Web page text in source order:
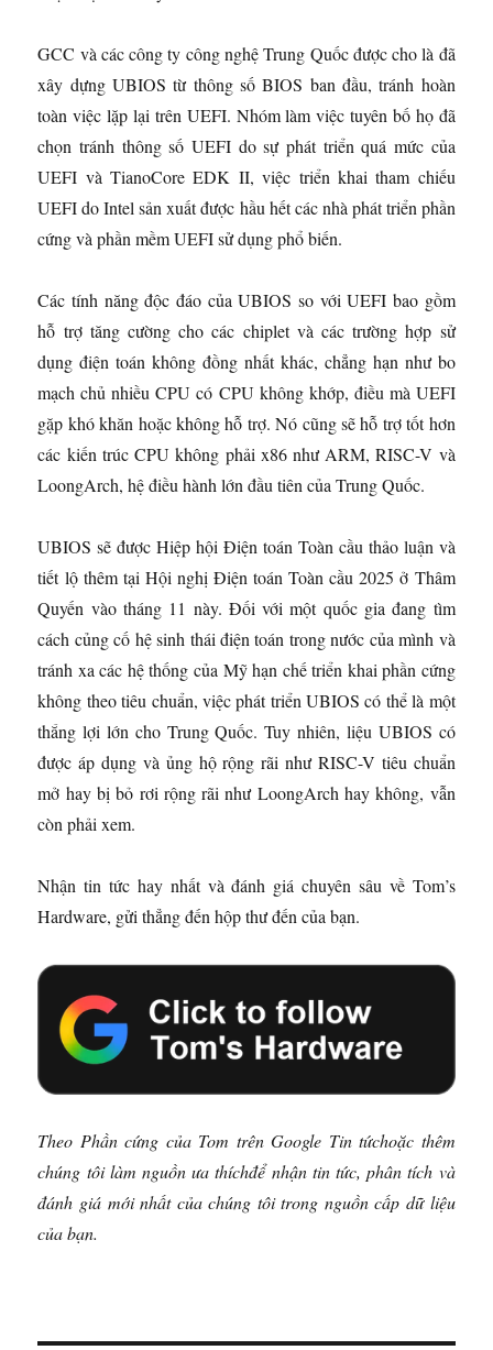
GCC và các công ty công nghệ Trung Quốc được cho là đã
xây dựng UBIOS từ thông số BIOS ban đầu, tránh hoàn
toàn việc lặp lại trên UEFI. Nhóm làm việc tuyên bố họ đã
chọn tránh thông số UEFI do sự phát triển quá mức của
UEFI và TianoCore EDK II, việc triển khai tham chiếu
UEFI do Intel sản xuất được hầu hết các nhà phát triển phần
cứng và phần mềm UEFI sử dụng phổ biến.
Các tính năng độc đáo của UBIOS so với UEFI bao gồm
hỗ trợ tăng cường cho các chiplet và các trường hợp sử
dụng điện toán không đồng nhất khác, chẳng hạn như bo
mạch chủ nhiều CPU có CPU không khớp, điều mà UEFI
gặp khó khăn hoặc không hỗ trợ. Nó cũng sẽ hỗ trợ tốt hơn
các kiến ​​trúc CPU không phải x86 như ARM, RISC-V và
LoongArch, hệ điều hành lớn đầu tiên của Trung Quốc.
UBIOS sẽ được Hiệp hội Điện toán Toàn cầu thảo luận và
tiết lộ thêm tại Hội nghị Điện toán Toàn cầu 2025 ở Thâm
Quyến vào tháng 11 này. Đối với một quốc gia đang tìm
cách củng cố hệ sinh thái điện toán trong nước của mình và
tránh xa các hệ thống của Mỹ hạn chế triển khai phần cứng
không theo tiêu chuẩn, việc phát triển UBIOS có thể là một
thắng lợi lớn cho Trung Quốc. Tuy nhiên, liệu UBIOS có
được áp dụng và ủng hộ rộng rãi như RISC-V tiêu chuẩn
mở hay bị bỏ rơi rộng rãi như LoongArch hay không, vẫn
còn phải xem.
Nhận tin tức hay nhất và đánh giá chuyên sâu về Tom’s
Hardware, gửi thẳng đến hộp thư đến của bạn.
Theo Phần cứng của Tom trên Google Tin tứchoặc thêm
chúng tôi làm nguồn ưa thíchđể nhận tin tức, phân tích và
đánh giá mới nhất của chúng tôi trong nguồn cấp dữ liệu
của bạn.